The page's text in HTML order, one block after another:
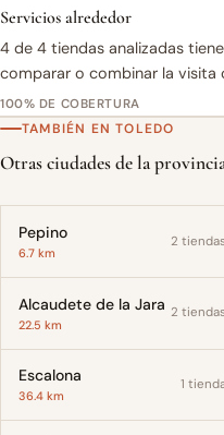
Servicios alrededor
4 de 4 tiendas analizadas
comparar o combinar la visita
100% DE COBERTURA
TAMBIÉN EN TOLEDO
Otras ciudades de la
Pepino
6.7 km
2 tiendas
Alcaudete de la Jara
22.5 km
2 tiendas
Escalona
36.4 km
1